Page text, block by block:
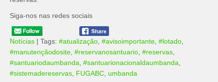
Siga-nos nas redes sociais
Notícias | Tags: #atualização #avisoimportante #lotado
#manutençãodosite #reservanosantuario #reservas
#santuariodaumbanda #santuarionacionaldaumbanda
#sistemadereservas FUGABC umbanda